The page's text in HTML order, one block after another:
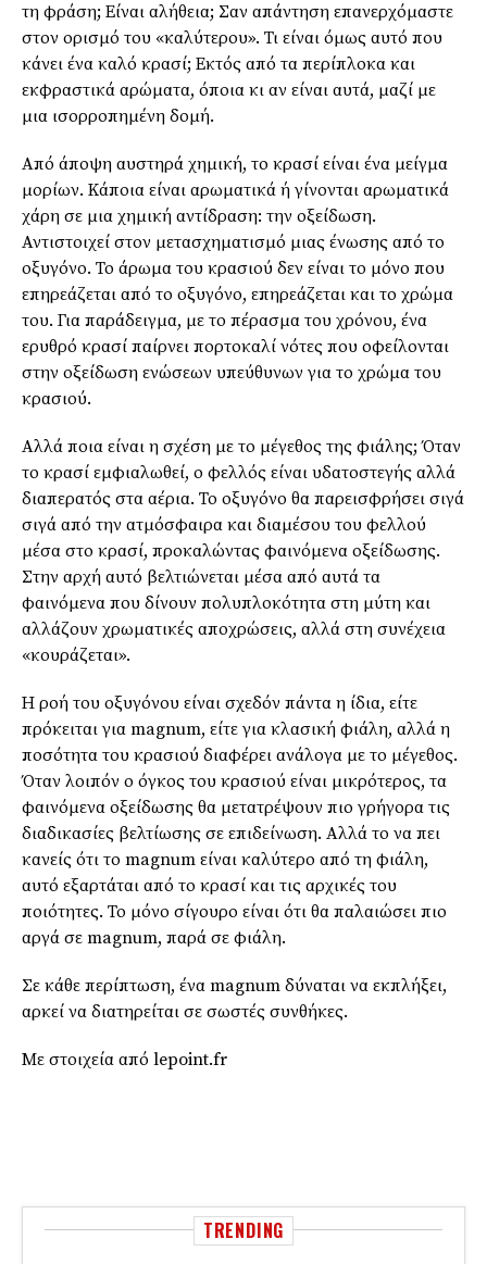
τη φράση; Είναι αλήθεια; Σαν απάντηση επανερχόμαστε
στον ορισμό του «καλύτερου». Τι είναι όμως αυτό που
κάνει ένα καλό κρασί; Εκτός από τα περίπλοκα και
εκφραστικά αρώματα, όποια κι αν είναι αυτά, μαζί με
μια ισορροπημένη δομή.
Από άποψη αυστηρά χημική, το κρασί είναι ένα μείγμα
μορίων. Κάποια είναι αρωματικά ή γίνονται αρωματικά
χάρη σε μια χημική αντίδραση: την οξείδωση.
Αντιστοιχεί στον μετασχηματισμό μιας ένωσης από το
οξυγόνο. Το άρωμα του κρασιού δεν είναι το μόνο που
επηρεάζεται από το οξυγόνο, επηρεάζεται και το χρώμα
του. Για παράδειγμα, με το πέρασμα του χρόνου, ένα
ερυθρό κρασί παίρνει πορτοκαλί νότες που οφείλονται
στην οξείδωση ενώσεων υπεύθυνων για το χρώμα του
κρασιού.
Αλλά ποια είναι η σχέση με το μέγεθος της φιάλης; Όταν
το κρασί εμφιαλωθεί, ο φελλός είναι υδατοστεγής αλλά
διαπερατός στα αέρια. Το οξυγόνο θα παρεισφρήσει σιγά
σιγά από την ατμόσφαιρα και διαμέσου του φελλού
μέσα στο κρασί, προκαλώντας φαινόμενα οξείδωσης.
Στην αρχή αυτό βελτιώνεται μέσα από αυτά τα
φαινόμενα που δίνουν πολυπλοκότητα στη μύτη και
αλλάζουν χρωματικές αποχρώσεις, αλλά στη συνέχεια
«κουράζεται».
Η ροή του οξυγόνου είναι σχεδόν πάντα η ίδια, είτε
πρόκειται για magnum, είτε για κλασική φιάλη, αλλά η
ποσότητα του κρασιού διαφέρει ανάλογα με το μέγεθος.
Όταν λοιπόν ο όγκος του κρασιού είναι μικρότερος, τα
φαινόμενα οξείδωσης θα μετατρέψουν πιο γρήγορα τις
διαδικασίες βελτίωσης σε επιδείνωση. Αλλά το να πει
κανείς ότι το magnum είναι καλύτερο από τη φιάλη,
αυτό εξαρτάται από το κρασί και τις αρχικές του
ποιότητες. Το μόνο σίγουρο είναι ότι θα παλαιώσει πιο
αργά σε magnum, παρά σε φιάλη.
Σε κάθε περίπτωση, ένα magnum δύναται να εκπλήξει,
αρκεί να διατηρείται σε σωστές συνθήκες.
Με στοιχεία από lepoint.fr
TRENDING